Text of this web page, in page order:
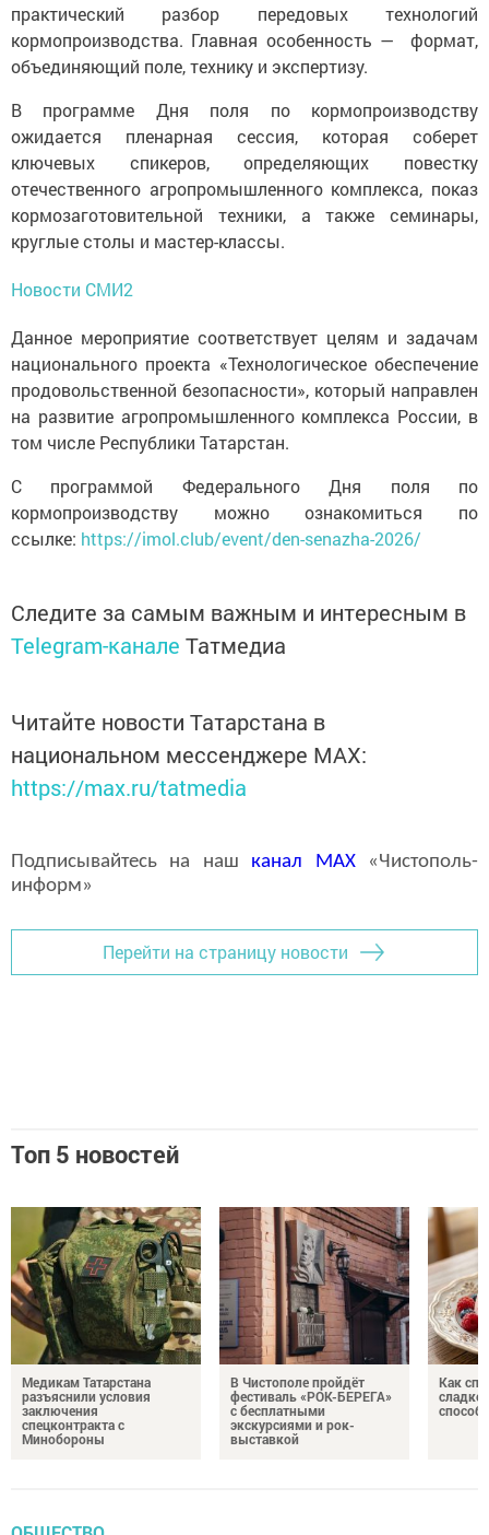
практический разбор передовых технологий
кормопроизводства. Главная особенность — формат,
объединяющий поле, технику и экспертизу.
В программе Дня поля по кормопроизводству
ожидается пленарная сессия, которая соберет
ключевых спикеров, определяющих повестку
отечественного агропромышленного комплекса, показ
кормозаготовительной техники, а также семинары,
круглые столы и мастер-классы.
Новости СМИ2
Данное мероприятие соответствует целям и задачам
национального проекта «Технологическое обеспечение
продовольственной безопасности», который направлен
на развитие агропромышленного комплекса России, в
том числе Республики Татарстан.
С программой Федерального Дня поля по
кормопроизводству можно ознакомиться по
ссылке: https://imol.club/event/den-senazha-2026/
Следите за самым важным и интересным в
Telegram-канале Татмедиа
Читайте новости Татарстана в
национальном мессенджере MАХ:
https://max.ru/tatmedia
Подписывайтесь на наш канал MAX«Чистополь-
информ»
Перейти на страницу новости
Топ 5 новостей
Медикам Татарстана
разъяснили условия
заключения
спецконтракта с
Минобороны
В Чистополе пройдёт
фестиваль «РОК-БЕРЕГА»
с бесплатными
экскурсиями и рок-
выставкой
Как